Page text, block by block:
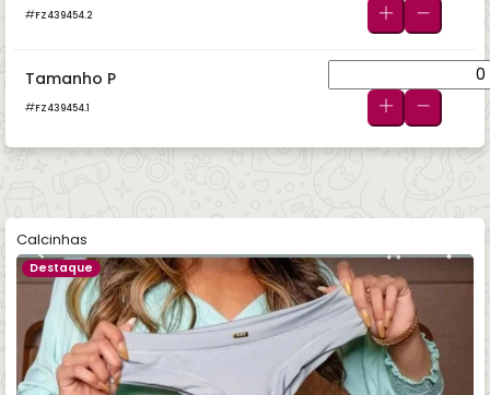
FZ439454.2
Tamanho P
FZ439454.1
Calcinhas
Destaque